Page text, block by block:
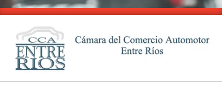
Skip
content
CCA